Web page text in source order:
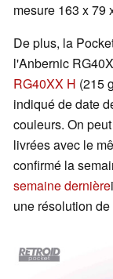
mesure 163 x 79
De plus, la
l'Anbernic
RG40XX H (215
indiqué de date
couleurs. On
livrées avec le
confirmé la
semaine dernière
une résolution